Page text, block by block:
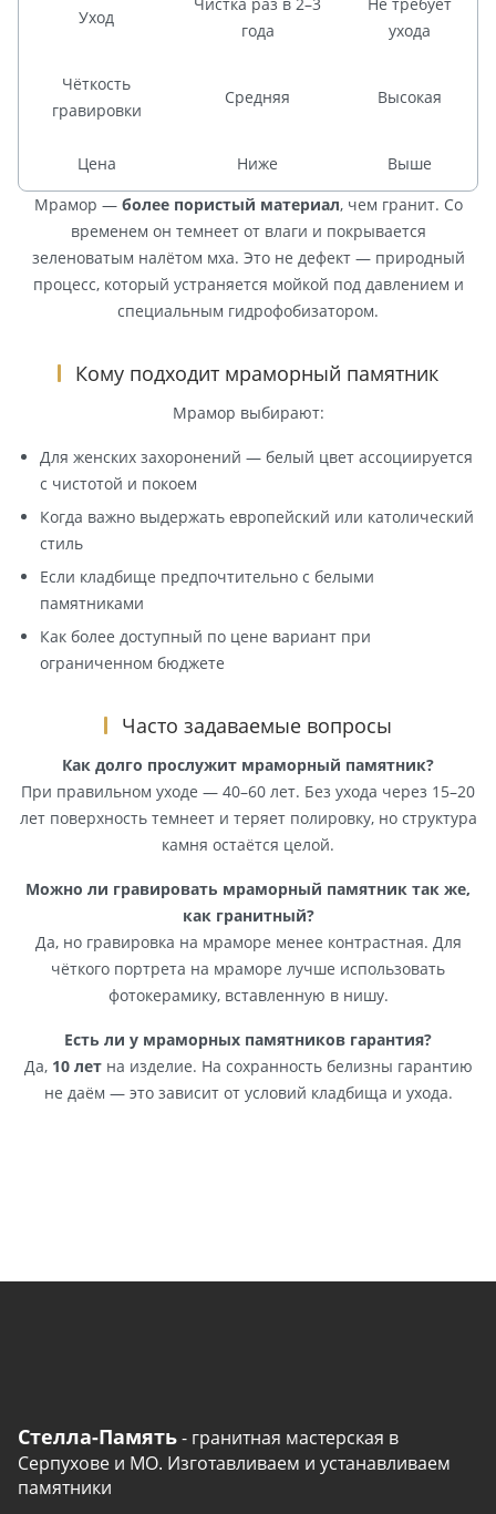
Уход
года
ухода
Чёткость
гравировки
Средняя Высокая
Цена Ниже
Выше
Мрамор — более пористый материал, чем гранит. Со
временем он темнеет от влаги и покрывается
зеленоватым налётом мха. Это не дефект — природный
процесс, который устраняется мойкой под давлением и
специальным гидрофобизатором.
Кому подходит мраморный памятник
Мрамор выбирают:
Для женских захоронений — белый цвет ассоциируется
с чистотой и покоем
Когда важно выдержать европейский или католический
стиль
Если кладбище предпочтительно с белыми
памятниками
Как более доступный по цене вариант при
ограниченном бюджете
Часто задаваемые вопросы
Как долго прослужит мраморный памятник?
При правильном уходе — 40–60 лет. Без ухода через 15–20
лет поверхность темнеет и теряет полировку, но структура
камня остаётся целой.
Можно ли гравировать мраморный памятник так же,
как гранитный?
Да, но гравировка на мраморе менее контрастная. Для
чёткого портрета на мраморе лучше использовать
фотокерамику, вставленную в нишу.
Есть ли у мраморных памятников гарантия?
Да, 10 летна изделие. На сохранность белизны гарантию
не даём — это зависит от условий кладбища и ухода.
Стелла-Память- гранитная мастерская в
Серпухове и МО. Изготавливаем и устанавливаем
памятники